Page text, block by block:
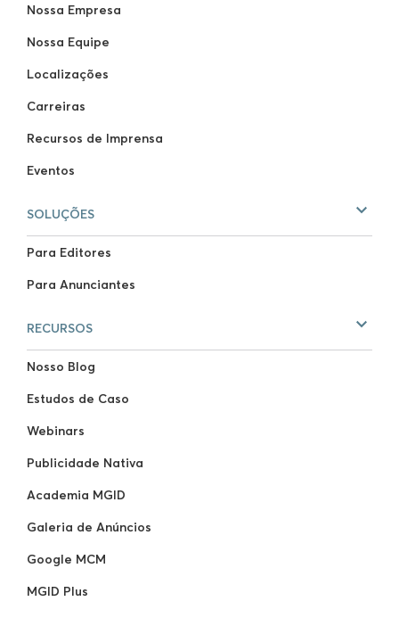
Nossa Empresa
Nossa Equipe
Localizações
Carreiras
Recursos de Imprensa
Eventos
SOLUÇÕES
Para Editores
Para Anunciantes
RECURSOS
Nosso Blog
Estudos de Caso
Webinars
Publicidade Nativa
Academia MGID
Galeria de Anúncios
Google MCM
MGID Plus